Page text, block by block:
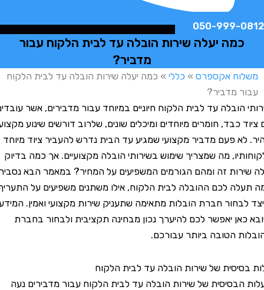
050-999-
יעלה שירות הובלה עד לבית הלקוח עבור
מדביר?
אקספרס»כללי»כמה יעלה שירות הובלה עד לבית הלקוח
מדביר?
עד לבית הלקוח חיוניים במיוחד עבור מדבירים, אשר עובדים
כבד, חומרים מיוחדים ומיכלים שונים, שלרוב דורשים שינוע מקצועי
פעם מדביר מקצועי שמגיע עד הבית נדרש להעביר ציוד מיוחד
מה שמצריך שימוש בשירותי הובלה מקצועיים. אך כמה בדיוק
זה ומהם הגורמים המשפיעים על המחיר? במאמר הבא נסביר
לכם ההובלה לבית הלקוח, אילו משתנים משפיעים על התעריף,
חברת הובלות מתאימה שתעניק שירות מקצועי ואמין. המידע
יאפשר לכם להיערך נכון מבחינה תקציבית ולבחור בחברת
הטובה ביותר עבורכם.
של שירות הובלה עד לבית הלקוח
של שירות הובלה עד לבית הלקוח עבור מדבירים נעה